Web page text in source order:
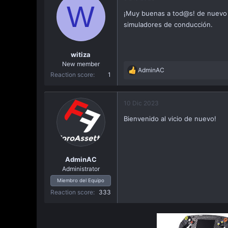
a
c
i
W
witiza
New member
Reaction score
1
¡Muy buenas a tod@s! de
simuladores de conducción.
R
a
c
i
AdminAC
AdminAC
Administrator
Miembro del Equipo
Reaction score 333
10 Dic 2023
Bienvenido al vicio de nuevo!